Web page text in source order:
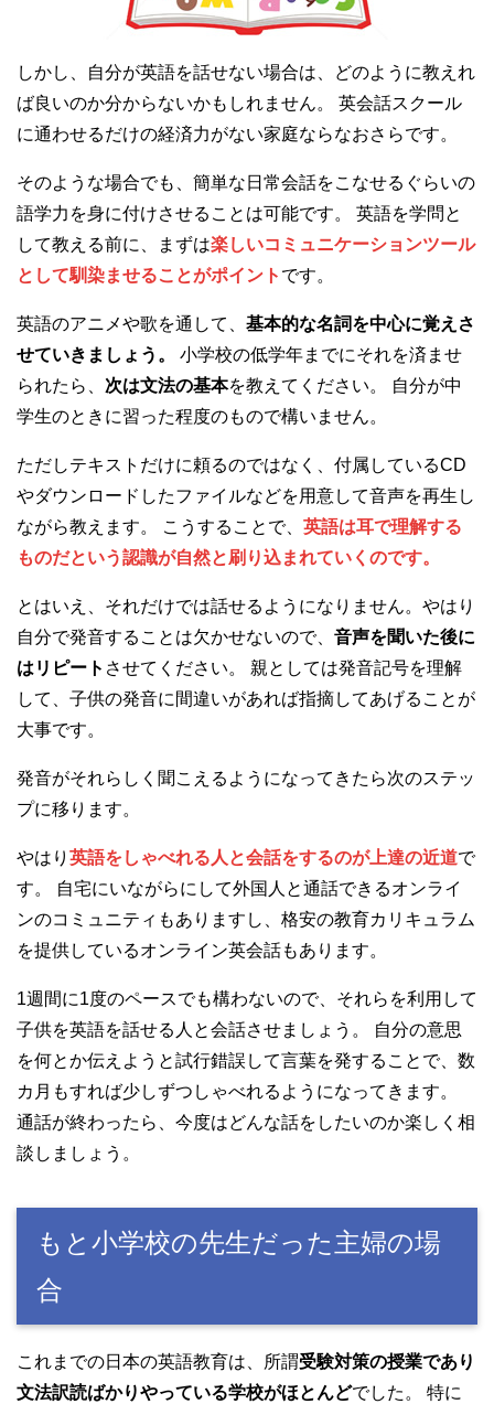
しかし、自分が英語を話せない場合は、どのように教えれ
ば良いのか分からないかもしれません。 英会話スクール
に通わせるだけの経済力がない家庭ならなおさらです。
そのような場合でも、簡単な日常会話をこなせるぐらいの
語学力を身に付けさせることは可能です。 英語を学問と
して教える前に、まずは楽しいコミュニケーションツール
として馴染ませることがポイント です。
英語のアニメや歌を通して、 基本的な名詞を中心に覚えさ
せていきましょう。
小学校の低学年までにそれを済ませ
られたら、 次は文法の基本を教えてください。 自分が中
学生のときに習った程度のもので構いません。
ただしテキストだけに頼るのではなく、付属しているCD
やダウンロードしたファイルなどを用意して音声を再生し
ながら教えます。 こうすることで、 英語は耳で理解する
ものだという認識が自然と刷り込まれていくのです。
とはいえ、それだけでは話せるようになりません。やはり
自分で発音することは欠かせないので、 音声を聞いた後に
はリピート させてください。 親としては発音記号を理解
して、子供の発音に間違いがあれば指摘してあげることが
大事です。
発音がそれらしく聞こえるようになってきたら次のステッ
プに移ります。
やはり 英語をしゃべれる人と会話をするのが上達の近道で
す。 自宅にいながらにして外国人と通話できるオンライ
ンのコミュニティもありますし、格安の教育カリキュラム
を提供しているオンライン英会話もあります。
1週間に1度のペースでも構わないので、それらを利用して
子供を英語を話せる人と会話させましょう。 自分の意思
を何とか伝えようと試行錯誤して言葉を発することで、数
カ月もすれば少しずつしゃべれるようになってきます。
通話が終わったら、今度はどんな話をしたいのか楽しく相
談しましょう。
もと小学校の先生だった主婦の場
合
これまでの日本の英語教育は、所謂受験対策の授業であり
文法訳読ばかりやっている学校がほとんどでした。 特に